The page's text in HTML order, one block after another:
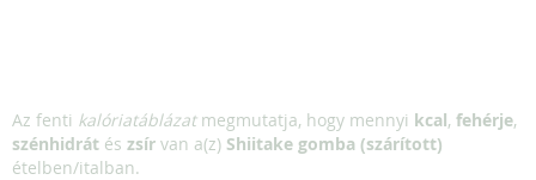
Az fenti kalóriatáblázatmegmutatja, hogy mennyi kcal, fehérje,
szénhidrát és zsír van a(z) Shiitake gomba (szárított)
ételben/italban.